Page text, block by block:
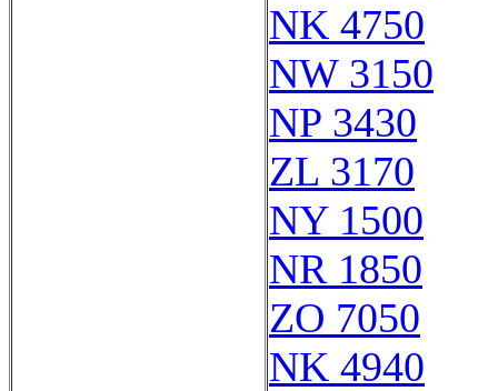
NK 4750
NW 3150
NP 3430
ZL 3170
NY 1500
NR 1850
ZO 7050
NK 4940